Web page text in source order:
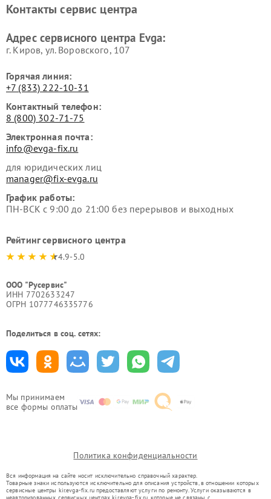
Мы принимаем
все формы оплаты
Контакты сервис центра
Адрес сервисного центра Evga:
г. Киров, ул. Воровского, 107
Горячая линия:
+7 (833) 222-10-31
Контактный телефон:
8 (800) 302-71-75
Электронная почта:
info@evga-fix.ru
для юридических лиц
manager@fix-evga.ru
График работы:
ПН-ВСК с 9:00 до 21:00 без перерывов и выходных
Рейтинг сервисного центра
4.9-5.0
ООО "Русервис"
ИНН 7702633247
ОГРН 1077746335776
Поделиться в соц. сетях:
Политика конфиденциальности
Вся информация на сайте носит исключительно справочный характер.
Товарные знаки используются исключительно для описания устройств, в отношении которых
сервисные центры kir.evga-fix.ru предоставляют услуги по ремонту. Услуги оказываются в
неавторизованных сервисных центрах kir.evga-fix.ru, которые не связаны с